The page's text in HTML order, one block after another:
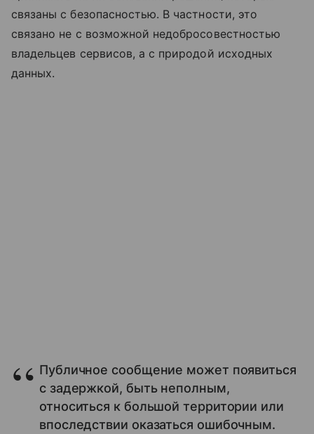
связаны с безопасностью. В частности, это
связано не с возможной недобросовестностью
владельцев сервисов, а с природой исходных
данных.
Публичное сообщение может появиться
с задержкой, быть неполным,
относиться к большой территории или
впоследствии оказаться ошибочным.